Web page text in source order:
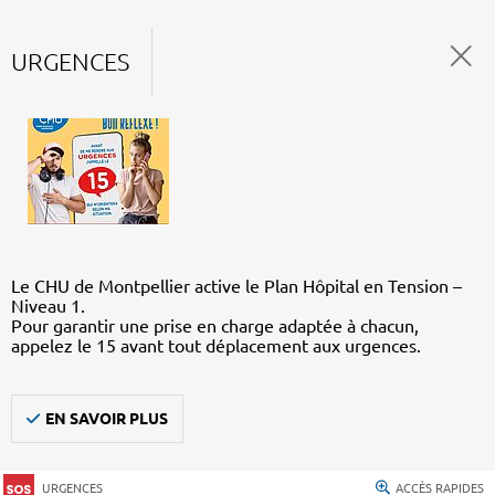
URGENCES
Le CHU de Montpellier active le Plan Hôpital en Tension –
Niveau 1.
Pour garantir une prise en charge adaptée à chacun,
appelez le 15 avant tout déplacement aux urgences.
EN SAVOIR PLUS
URGENCES ACCÈS RAPIDES